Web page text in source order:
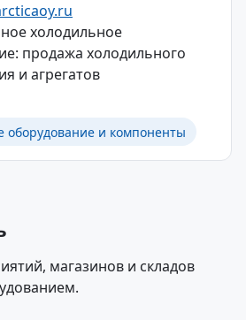
холодильное
продажа холодильного
и агрегатов
оборудование и компоненты
магазинов и складов